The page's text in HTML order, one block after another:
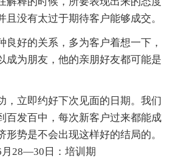
且没有太过于期待客户能够成交。
良好的关系，多为客户着想一下，
成为朋友，他的亲朋好友都可能是
，立即约好下次见面的日期。我们
百发百中，每次新客户过来都能成
形势是不会出现这样好的结局的。
28—30日：培训期